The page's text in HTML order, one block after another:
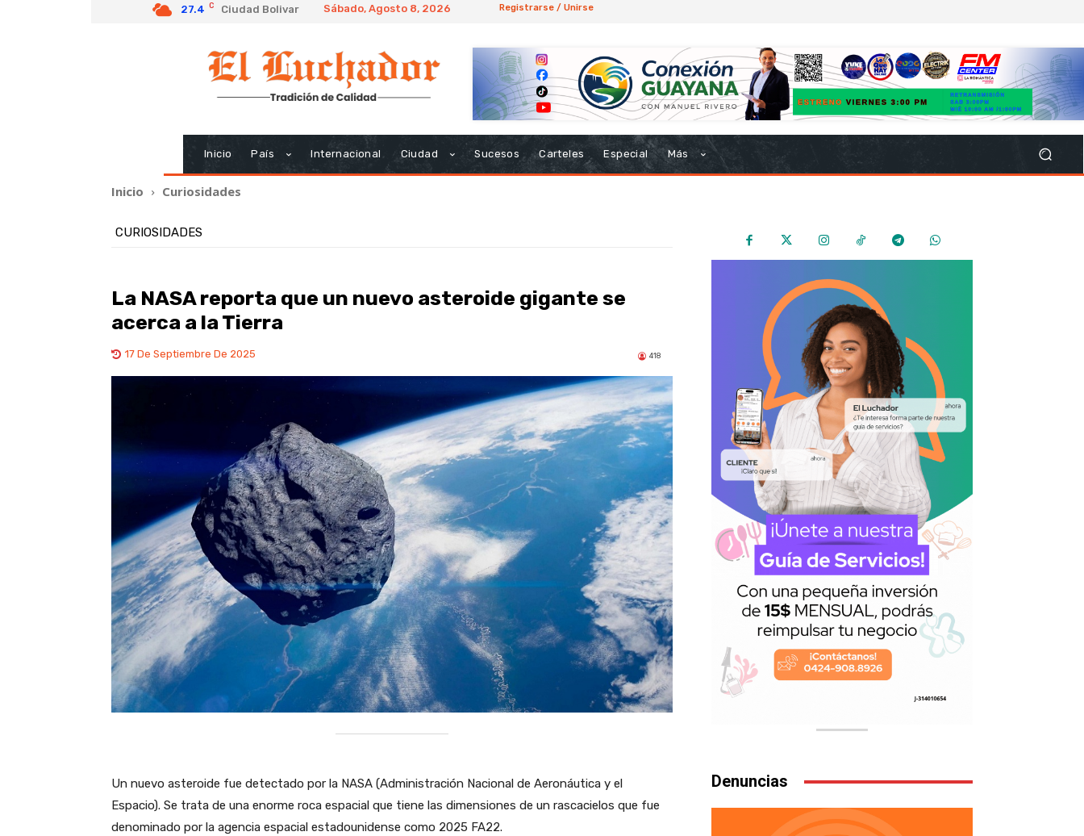
27.4 C Ciudad Bolivar Sábado, Agosto 8, 2026 Registrarse / Unirse
Inicio País Internacional Ciudad Sucesos Carteles Especial Más
Inicio Curiosidades
CURIOSIDADES
La NASA reporta que un nuevo asteroide gigante se
acerca a la Tierra
17 De Septiembre De 2025 418
Un nuevo asteroide fue detectado por la NASA (Administración Nacional de Aeronáutica y el
Espacio). Se trata de una enorme roca espacial que tiene las dimensiones de un rascacielos que fue
denominado por la agencia espacial estadounidense como 2025 FA22.
Denuncias